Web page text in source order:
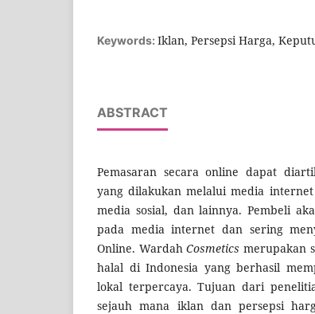
Keywords: Iklan, Persepsi Harga,
ABSTRACT
Pemasaran secara online dapat
yang dilakukan melalui media
media sosial, dan lainnya. Pembeli
pada media internet dan sering
Online. WardahCosmetics merupakan
halal di Indonesia yang berhasil
lokal terpercaya. Tujuan dari
sejauh mana iklan dan persepsi